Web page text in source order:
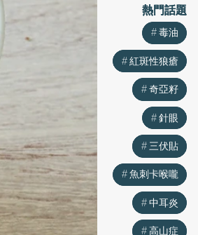
熱門話題
毒油
紅斑性狼瘡
奇亞籽
針眼
三伏貼
魚刺卡喉嚨
中耳炎
高山症
熱門話題
毒油
紅斑性狼瘡
奇亞籽
針眼
三伏貼
魚刺卡喉嚨
中耳炎
高山症